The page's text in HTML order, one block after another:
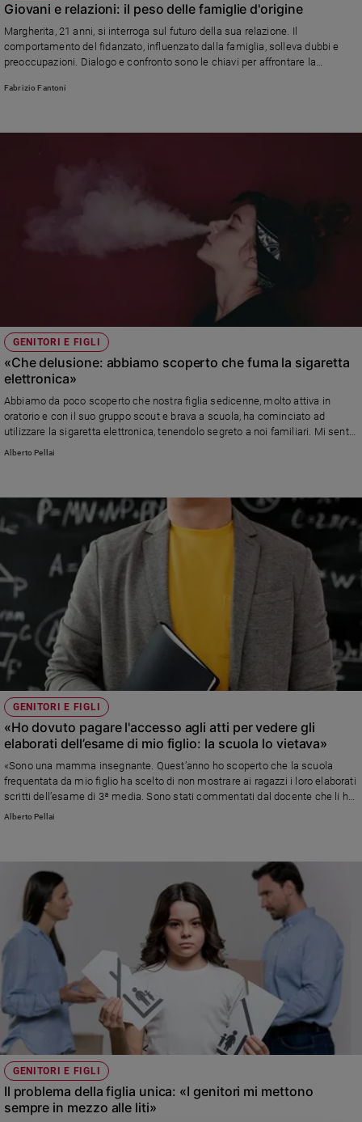
Giovani e relazioni: il peso delle famiglie d'origine
Margherita, 21 anni, si interroga sul futuro della sua relazione. Il
comportamento del fidanzato, influenzato dalla famiglia, solleva dubbi e
preoccupazioni. Dialogo e confronto sono le chiavi per affrontare la
Fabrizio Fantoni
GENITORI E FIGLI
«Che delusione: abbiamo scoperto che fuma la sigaretta
elettronica»
Abbiamo da poco scoperto che nostra figlia sedicenne, molto attiva in
oratorio e con il suo gruppo scout e brava a scuola, ha cominciato ad
utilizzare la sigaretta elettronica, tenendolo segreto a noi familiari. Mi sento
tradita e preoccupata: si è rotto un patto di fiducia...» Leggi la risposta di
Alberto Pellai
GENITORI E FIGLI
«Ho dovuto pagare l'accesso agli atti per vedere gli
elaborati dell’esame di mio figlio: la scuola lo vietava»
«Sono una mamma insegnante. Quest’anno ho scoperto che la scuola
frequentata da mio figlio ha scelto di non mostrare ai ragazzi i loro elaborati
scritti dell’esame di 3ª media. Sono stati commentati dal docente che li ha
corretti, ma senza che il ragazzo potesse vedere il compito, sulla fiducia...»
Alberto Pellai
GENITORI E FIGLI
Il problema della figlia unica: «I genitori mi mettono
sempre in mezzo alle liti»